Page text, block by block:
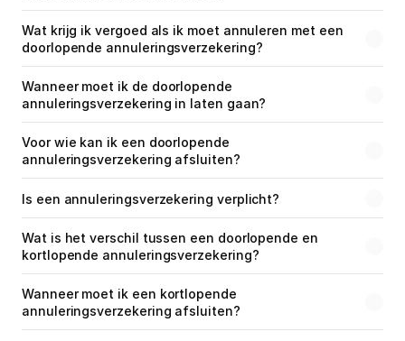
Wat krijg ik vergoed als ik moet annuleren met een
doorlopende annuleringsverzekering?
Wanneer moet ik de doorlopende
annuleringsverzekering in laten gaan?
Voor wie kan ik een doorlopende
annuleringsverzekering afsluiten?
Is een annuleringsverzekering verplicht?
Wat is het verschil tussen een doorlopende en
kortlopende annuleringsverzekering?
Wanneer moet ik een kortlopende
annuleringsverzekering afsluiten?